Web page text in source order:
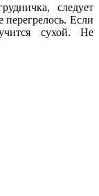
следует
Если
сухой. Не